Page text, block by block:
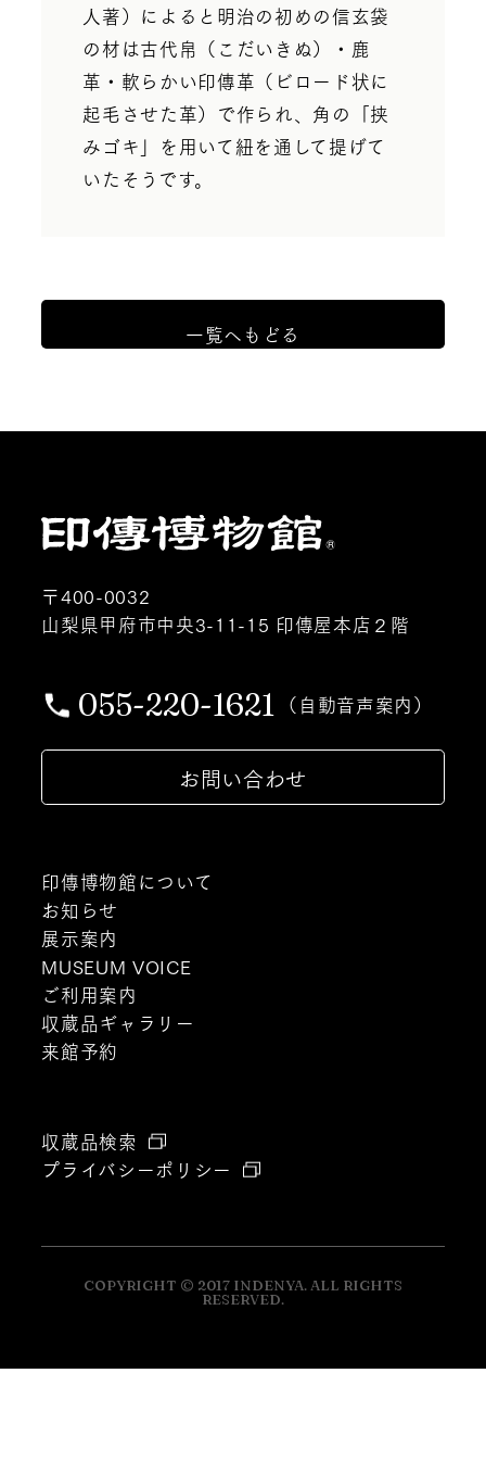
人著）によると明治の初めの信玄袋
の材は古代帛（こだいきぬ）・鹿
革・軟らかい印傳革（ビロード状に
起毛させた革）で作られ、角の「挟
みゴキ」を用いて紐を通して提げて
いたそうです。
一覧へもどる
〒400-0032
山梨県甲府市中央3-11-15 印傳屋本店２階
055-220-1621 （自動音声案内）
お問い合わせ
印傳博物館について
お知らせ
展示案内
MUSEUM VOICE
ご利用案内
収蔵品ギャラリー
来館予約
収蔵品検索
プライバシーポリシー
COPYRIGHT © 2017 INDENYA. ALL RIGHTS
RESERVED.